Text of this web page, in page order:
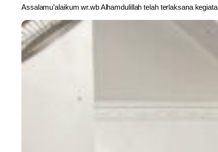
Assalamu’alaikum wr.wb Alhamdulillah telah terlaksana